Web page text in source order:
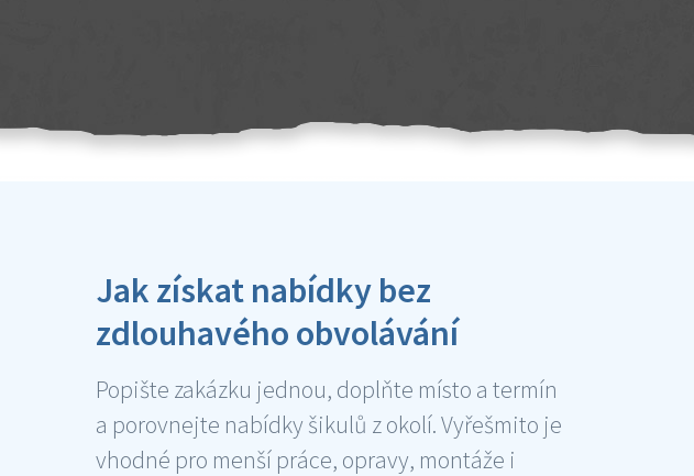
Jak získat nabídky bez
zdlouhavého obvolávání
Popište zakázku jednou, doplňte místo a termín
a porovnejte nabídky šikulů z okolí. Vyřešmito je
vhodné pro menší práce, opravy, montáže i